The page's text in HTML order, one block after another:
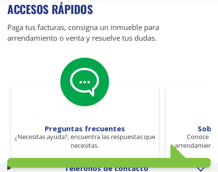
ACCESOS RÁPIDOS
Paga tus facturas, consigna un inmueble para
arrendamiento o venta y resuelve tus dudas.
Preguntas frecuentes
¿Necesitas ayuda?, encuentra las respuestas que
necesitas.
Conoce
Teléfonos de contacto